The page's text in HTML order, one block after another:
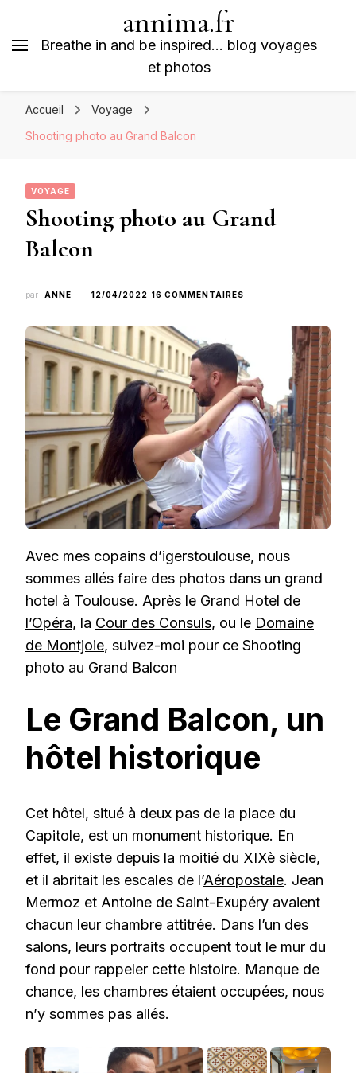
annima.fr
Breathe in and be inspired… blog voyages
et photos
Accueil
Voyage
Shooting photo au Grand Balcon
VOYAGE
Shooting photo au Grand
Balcon
par ANNE 12/04/2022 16 COMMENTAIRES
BALCON
Avec mes copains d’igerstoulouse, nous
sommes allés faire des photos dans un grand
hotel à Toulouse. Après le Grand Hotel de
l’Opéra, la Cour des Consuls, ou le Domaine
de Montjoie, suivez-moi pour ce Shooting
photo au Grand Balcon
Le Grand Balcon, un
hôtel historique
Cet hôtel, situé à deux pas de la place du
Capitole, est un monument historique. En
effet, il existe depuis la moitié du XIXè siècle,
et il abritait les escales de l’Aéropostale. Jean
Mermoz et Antoine de Saint-Exupéry avaient
chacun leur chambre attitrée. Dans l’un des
salons, leurs portraits occupent tout le mur du
fond pour rappeler cette histoire. Manque de
chance, les chambres étaient occupées, nous
n’y sommes pas allés.